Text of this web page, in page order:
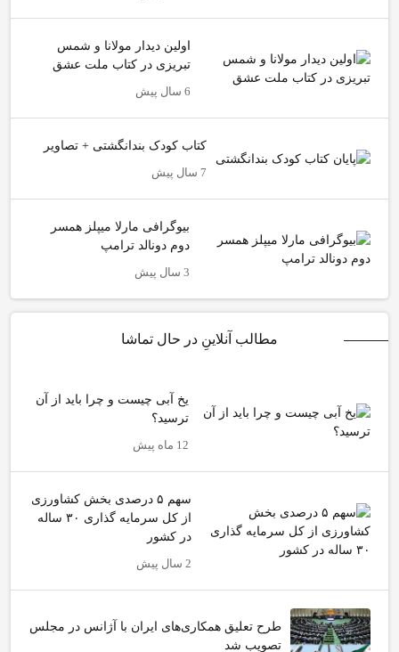
اولین دیدار مولانا و شمس
تبریزی در کتاب ملت عشق
6 سال پیش
کتاب کودک بندانگشتی + تصاویر
7 سال پیش
بیوگرافی مارلا میپلز همسر
دوم دونالد ترامپ
3 سال پیش
مطالب آنلاینِ در حال تماشا
یخ آبی چیست و چرا باید از آن
ترسید؟
12 ماه پیش
سهم ۵ درصدی بخش کشاورزی
از کل سرمایه گذاری ۳۰ ساله
در کشور
2 سال پیش
طرح تعلیق همکاری‌های ایران با آژانس در مجلس
تصویب شد